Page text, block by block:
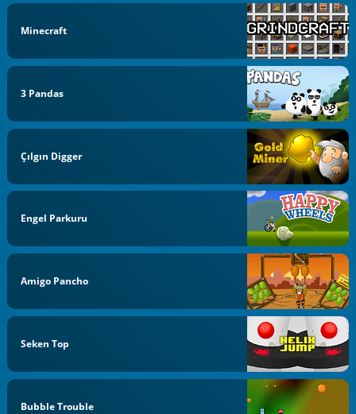
Minecraft
3 Pandas
Çılgın Digger
Engel Parkuru
Amigo Pancho
Seken Top
Bubble Trouble